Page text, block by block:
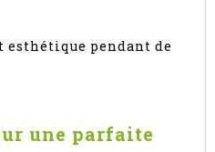
esthétique pendant de
une parfaite